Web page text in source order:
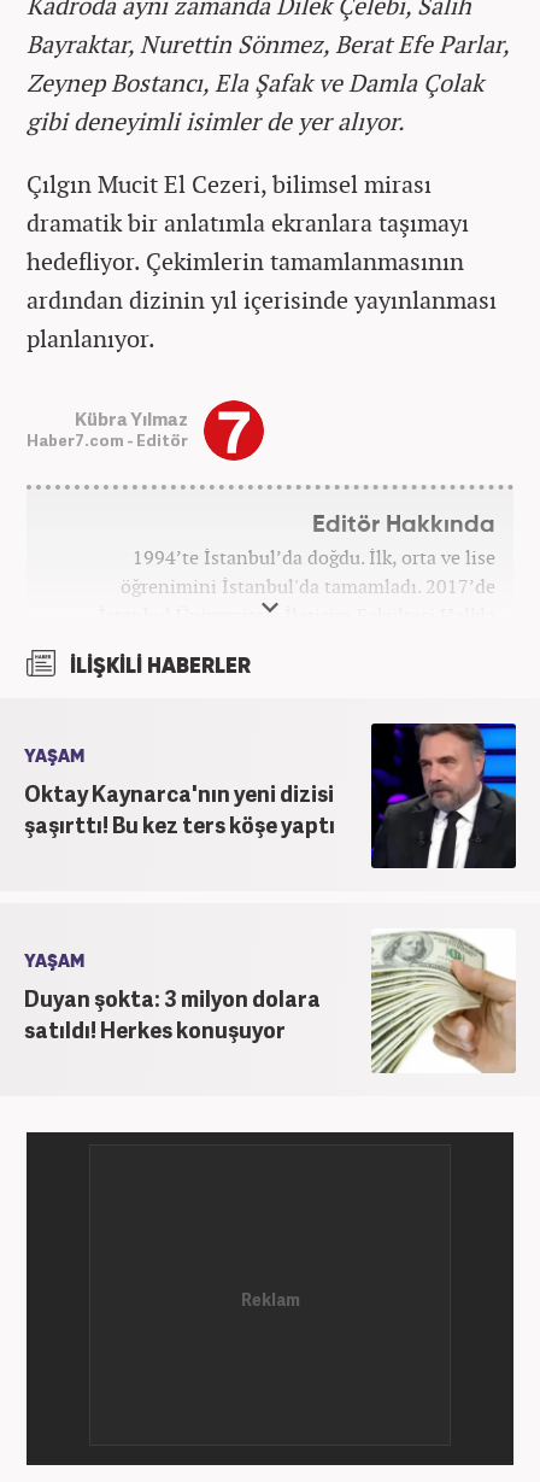
Bayraktar, Nurettin Sönmez, Berat Efe Parlar,
Zeynep Bostancı, Ela Şafak ve Damla Çolak
gibi deneyimli isimler de yer alıyor.
Çılgın Mucit El Cezeri, bilimsel mirası
dramatik bir anlatımla ekranlara taşımayı
hedefliyor. Çekimlerin tamamlanmasının
ardından dizinin yıl içerisinde yayınlanması
planlanıyor.
Kübra Yılmaz
Haber7.com - Editör
Editör Hakkında
1994’te İstanbul’da doğdu. İlk, orta ve lise
öğrenimini İstanbul'da tamamladı. 2017’de
İstanbul Üniversitesi İletişim Fakültesi Halkla
2017’den beri Kanal7 Medya Grubu’na bağlı
etmektedir.
İLİŞKİLİ HABERLER
YAŞAM
Oktay Kaynarca'nın yeni dizisi
şaşırttı! Bu kez ters köşe yaptı
YAŞAM
Duyan şokta: 3 milyon dolara
satıldı! Herkes konuşuyor